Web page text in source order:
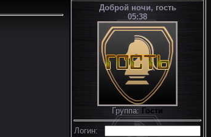
Доброй ночи, гость
05:38
Группа: Гости
Логин: